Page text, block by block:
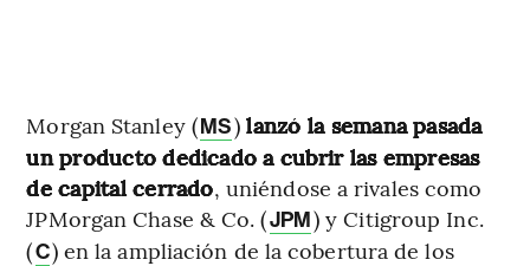
Morgan Stanley (MS)lanzó la semana pasada
un producto dedicado a cubrir las empresas
de capital cerrado, uniéndose a rivales como
JPMorgan Chase & Co. (JPM) y Citigroup Inc.
(C) en la ampliación de la cobertura de los